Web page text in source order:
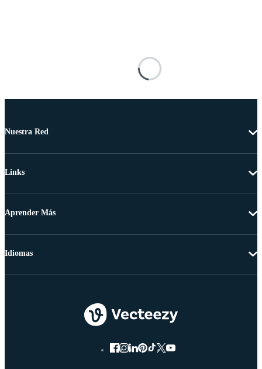
Nuestra Red
Links
Aprender Más
Idiomas